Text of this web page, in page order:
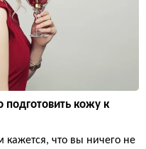
кожу к
что вы ничего не